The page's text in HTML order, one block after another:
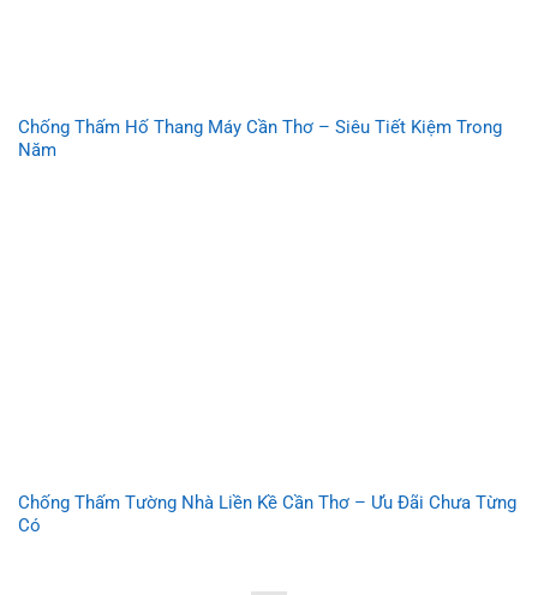
Chống Thấm Hố Thang Máy Cần Thơ – Siêu Tiết Kiệm Trong
Năm
Chống Thấm Tường Nhà Liền Kề Cần Thơ – Ưu Đãi Chưa Từng
Có